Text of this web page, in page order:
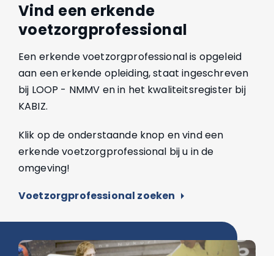
Vind een erkende
voetzorgprofessional
Een erkende voetzorgprofessional is opgeleid
aan een erkende opleiding, staat ingeschreven
bij LOOP - NMMV en in het kwaliteitsregister bij
KABIZ.
Klik op de onderstaande knop en vind een
erkende voetzorgprofessional bij u in de
omgeving!
Voetzorgprofessional zoeken arrow_right